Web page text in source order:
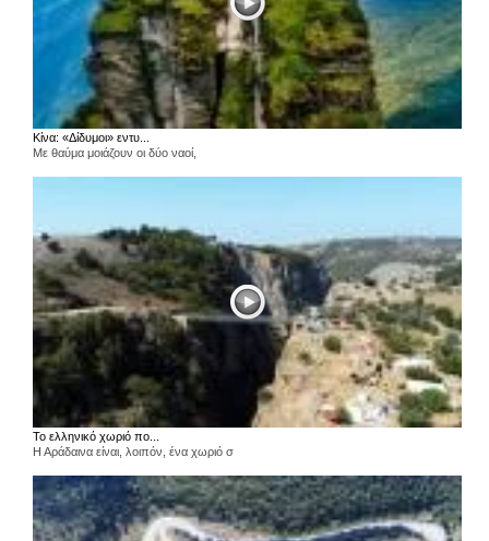
Κίνα: «Δίδυμοι» εντυ...
Με θαύμα μοιάζουν οι δύο ναοί,
Το ελληνικό χωριό πο...
Η Αράδαινα είναι, λοιπόν, ένα χωριό σ